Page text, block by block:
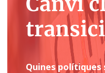
Quines polítiques